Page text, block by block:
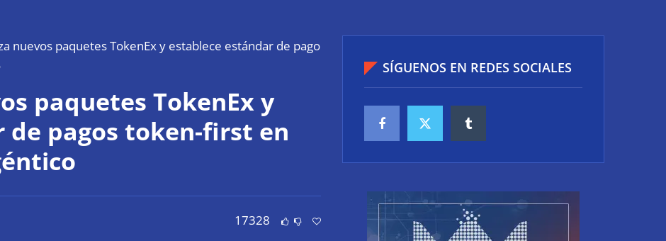
nuevos paquetes TokenEx y establece estándar de pago
paquetes TokenEx y
de pagos token-first en
17328
SÍGUENOS EN REDES SOCIALES